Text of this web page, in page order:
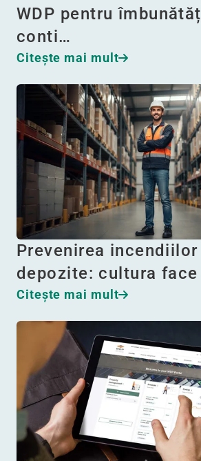
WDP pentru
conti…
Citeşte mai mult
Prevenirea incendiilor
depozite: cultura
Citeşte mai mult